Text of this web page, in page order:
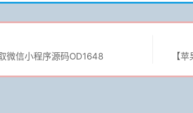
微信小程序源码OD1648
【